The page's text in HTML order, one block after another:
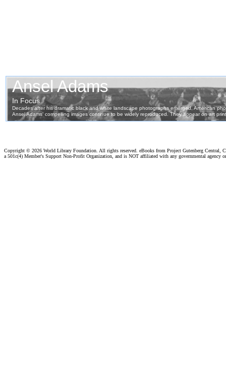
Copyright © 2026 World Library Foundation. All rights reserved. eBooks from Project Gutenberg Central,
a 501c(4) Member's Support Non-Profit Organization, and is NOT affiliated with any governmental agency